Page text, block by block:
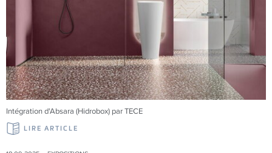
Intégration d'Absara (Hidrobox) par TECE
LIRE ARTICLE